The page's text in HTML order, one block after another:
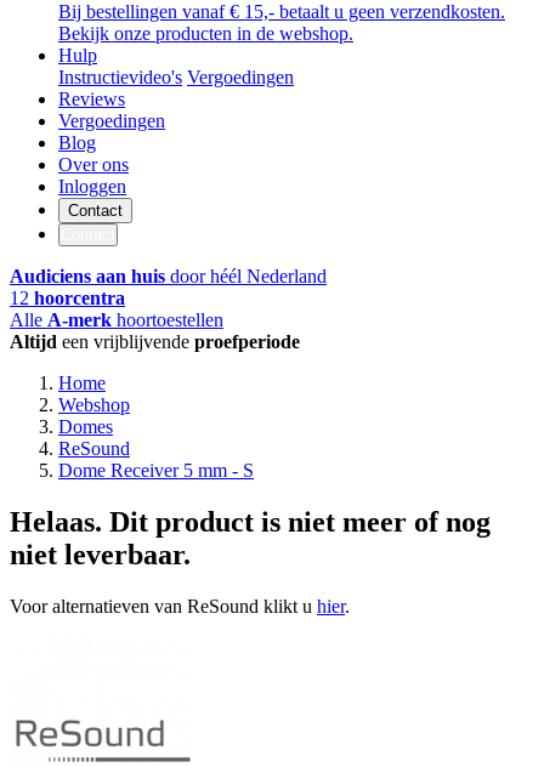
Bij bestellingen vanaf € 15,- betaalt u geen verzendkosten.
Bekijk onze producten in de webshop.
Hulp
Instructievideo's Vergoedingen
Reviews
Vergoedingen
Blog
Over ons
Inloggen
Contact
Audiciens aan huis door héél Nederland
12 hoorcentra
Alle A-merk hoortoestellen
Altijd een vrijblijvende proefperiode
Home
Webshop
Domes
ReSound
Dome Receiver 5 mm - S
Helaas. Dit product is niet meer of nog
niet leverbaar.
Voor alternatieven van ReSound klikt u hier.